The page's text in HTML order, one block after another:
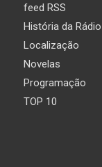
feed RSS
História da Rádio
Localização
Novelas
Programação
TOP 10